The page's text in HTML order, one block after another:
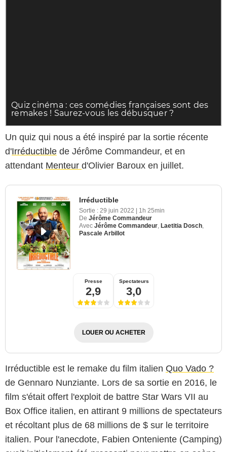
Un quiz qui nous a été inspiré par la sortie récente
d'Irréductible de Jérôme Commandeur, et en
attendant Menteur d'Olivier Baroux en juillet.
Irréductible
Sortie : 29 juin 2022 | 1h 25min
De Jérôme Commandeur
Avec Jérôme Commandeur Laetitia Dosch
Pascale Arbillot
Presse
2,9
Spectateurs
3,0
LOUER OU ACHETER
Irréductible est le remake du film italien Quo Vado ?
de Gennaro Nunziante. Lors de sa sortie en 2016, le
film s'était offert l'exploit de battre Star Wars VII au
Box Office italien, en attirant 9 millions de spectateurs
et récoltant plus de 68 millions de $ sur le territoire
italien. Pour l'anecdote, Fabien Onteniente (Camping)